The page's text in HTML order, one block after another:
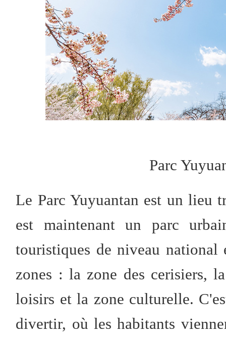
Parc
Le Parc Yuyuantan est un lieu
est maintenant un parc
touristiques de niveau
zones : la zone des cerisiers,
loisirs et la zone culturelle.
divertir, où les habitants